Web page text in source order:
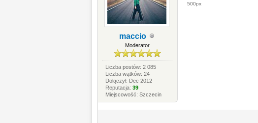
maccio
Moderator
Liczba postów: 2 085
Liczba wątków: 24
Dołączył: Dec 2012
Reputacja:39
Miejscowość: Szczecin
500px